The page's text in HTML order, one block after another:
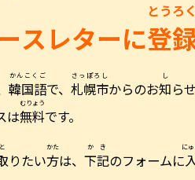
スレターに登
とうろ
韓国語
かんこくご
で、 札幌市
さっぽろし
からのお知
し
ら
は無料
むりょう
です。
と
りたい方
かた
は、 下記
かき
のフォームに
に